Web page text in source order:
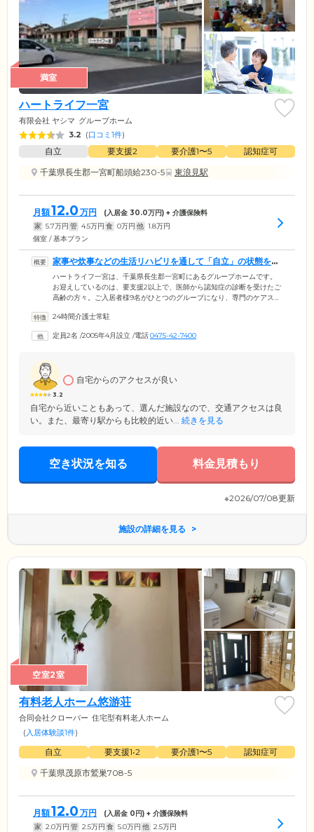
満室
ハートライフ一宮
有限会社 ヤシマ グループホーム
3.2 (口コミ1件)
自立 要支援2 要介護1〜5
認知症可
千葉県長生郡一宮町船頭給230-5
東浪見駅
月額12.0 万円 (入居金 30.0万円) + 介護保険料
家 5.7万円 管 4.5万円 食 0万円 他 1.8万円
個室 / 基本プラン
家事や炊事などの生活リハビリを通して「自立」の状態を目
指します
ハートライフ一宮は、千葉県長生郡一宮町にあるグループホームです。
お迎えしているのは、要支援2以上で、医師から認知症の診断を受けたご
高齢の方々。ご入居者様9名がひとつのグループになり、専門のケアスタ
人おひとりができることを見つけて、お任せする生活リハビリを実施。
立」の状態を目指していきます。また、地域との交流を大事にしてい
24時間介護士常駐
定員2名 /2005年4月設立 /電話0475-42-7400
3.2
自宅からのアクセスが良い
自宅から近いこともあって、選んだ施設なので、交通アクセスは良
い。また、最寄り駅からも比較的近い... 続きを見る
空き状況を知る 料金見積もり
※2026/07/08更新
施設の詳細を見る
空室2室
有料老人ホーム悠游荘
合同会社クローバー 住宅型有料老人ホーム
(入居体験談1件)
自立 要支援1•2 要介護1〜5
認知症可
千葉県茂原市鷲巣708-5
月額12.0 万円 (入居金 0円) + 介護保険料
家 2.0万円 管 2.5万円 食 5.0万円 他 2.5万円